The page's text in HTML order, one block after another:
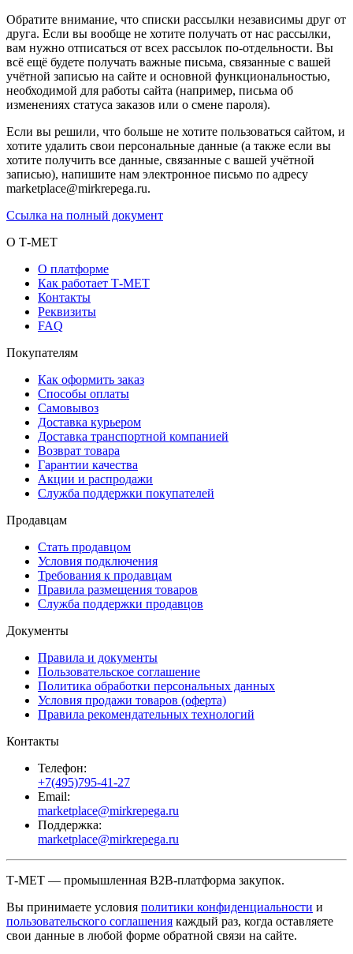
Обратите внимание, что списки рассылки независимы друг от
друга. Если вы вообще не хотите получать от нас рассылки,
вам нужно отписаться от всех рассылок по-отдельности. Вы
всё ещё будете получать важные письма, связанные с вашей
учётной записью на сайте и основной функциональностью,
необходимой для работы сайта (например, письма об
изменениях статуса заказов или о смене пароля).
Если вы решили, что больше не хотите пользоваться сайтом, и
хотите удалить свои персональные данные (а также если вы
хотите получить все данные, связанные с вашей учётной
записью), напишите нам электронное письмо по адресу
marketplace@mirkrepega.ru.
Ссылка на полный документ
О Т-МЕТ
О платформе
Как работает Т-МЕТ
Контакты
Реквизиты
FAQ
Покупателям
Как оформить заказ
Способы оплаты
Самовывоз
Доставка курьером
Доставка транспортной компанией
Возврат товара
Гарантии качества
Акции и распродажи
Служба поддержки покупателей
Продавцам
Стать продавцом
Условия подключения
Требования к продавцам
Правила размещения товаров
Служба поддержки продавцов
Документы
Правила и документы
Пользовательское соглашение
Политика обработки персональных данных
Условия продажи товаров (оферта)
Правила рекомендательных технологий
Контакты
Телефон:
+7(495)795-41-27
Email:
marketplace@mirkrepega.ru
Поддержка:
marketplace@mirkrepega.ru
Т-МЕТ — промышленная B2B-платформа закупок.
Вы принимаете условия политики конфиденциальности и
пользовательского соглашения каждый раз, когда оставляете
свои данные в любой форме обратной связи на сайте.